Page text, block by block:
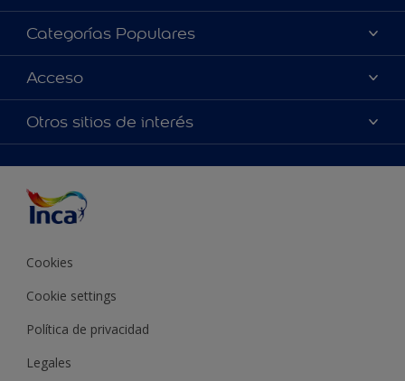
Acerca de Inca
Contactanos
Encontrá un distribuidor Inca
Categorías Populares
Colores
Productos
Inspiración
Acceso
Accesibilidad
Precisión del color
Otros sitios de interés
Cookies
Cookie settings
Política de privacidad
Legales